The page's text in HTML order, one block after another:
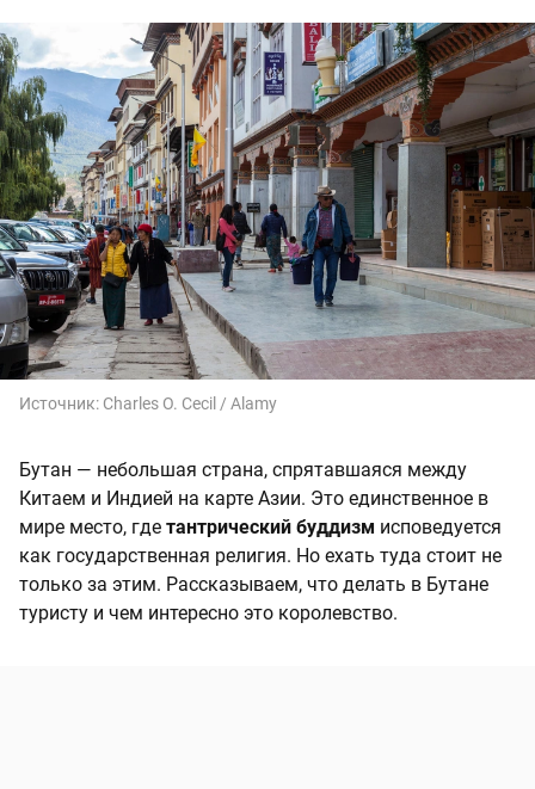
Источник: Charles O. Cecil / Alamy
Бутан — небольшая страна, спрятавшаяся между
Китаем и Индией на карте Азии. Это единственное в
мире место, где тантрический буддизм исповедуется
как государственная религия. Но ехать туда стоит не
только за этим. Рассказываем, что делать в Бутане
туристу и чем интересно это королевство.